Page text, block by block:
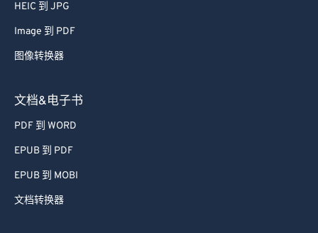
HEIC 到 JPG
Image 到 PDF
图像转换器
文档&电子书
PDF 到 WORD
EPUB 到 PDF
EPUB 到 MOBI
文档转换器